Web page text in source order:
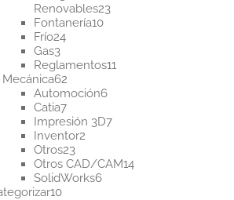
Renovables2323
Fontanería1010
Frío2424
Gas33
productos
Reglamentos1111
Mecánica6262
productos
Automoción66
Catia77
productos
Impresión 3D77
Inventor22
Otros2323
productos
Otros CAD/CAM1414
SolidWorks66
1010